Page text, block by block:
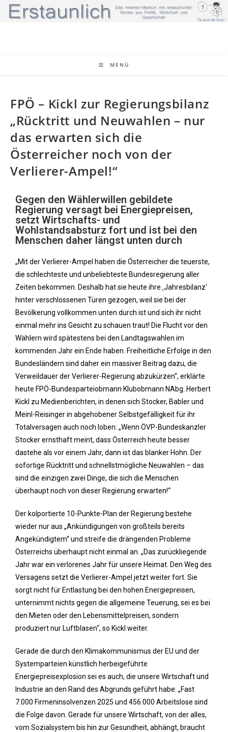
MENÜ
FPÖ – Kickl zur Regierungsbilanz
„Rücktritt und Neuwahlen – nur
das erwarten sich die
Österreicher noch von der
Verlierer-Ampel!“
Gegen den Wählerwillen gebildete
Regierung versagt bei Energiepreisen,
setzt Wirtschafts- und
Wohlstandsabsturz fort und ist bei den
Menschen daher längst unten durch
„Mit der Verlierer-Ampel haben die Österreicher die teuerste,
die schlechteste und unbeliebteste Bundesregierung aller
Zeiten bekommen. Deshalb hat sie heute ihre ‚Jahresbilanz‘
hinter verschlossenen Türen gezogen, weil sie bei der
Bevölkerung vollkommen unten durch ist und sich ihr nicht
einmal mehr ins Gesicht zu schauen traut! Die Flucht vor den
Wählern wird spätestens bei den Landtagswahlen im
kommenden Jahr ein Ende haben. Freiheitliche Erfolge in den
Bundesländern sind daher ein massiver Beitrag dazu, die
Verweildauer der Verlierer-Regierung abzukürzen“, erklärte
heute FPÖ-Bundesparteiobmann Klubobmann NAbg. Herbert
Kickl zu Medienberichten, in denen sich Stocker, Babler und
Meinl-Reisinger in abgehobener Selbstgefälligkeit für ihr
Totalversagen auch noch loben: „Wenn ÖVP-Bundeskanzler
Stocker ernsthaft meint, dass Österreich heute besser
dastehe als vor einem Jahr, dann ist das blanker Hohn. Der
sofortige Rücktritt und schnellstmögliche Neuwahlen – das
sind die einzigen zwei Dinge, die sich die Menschen
überhaupt noch von dieser Regierung erwarten!“
Der kolportierte 10-Punkte-Plan der Regierung bestehe
wieder nur aus „Ankündigungen von großteils bereits
Angekündigtem“ und streife die drängenden Probleme
Österreichs überhaupt nicht einmal an. „Das zurückliegende
Jahr war ein verlorenes Jahr für unsere Heimat. Den Weg des
Versagens setzt die Verlierer-Ampel jetzt weiter fort. Sie
sorgt nicht für Entlastung bei den hohen Energiepreisen,
unternimmt nichts gegen die allgemeine Teuerung, sei es bei
den Mieten oder den Lebensmittelpreisen, sondern
produziert nur Luftblasen“, so Kickl weiter.
Gerade die durch den Klimakommunismus der EU und der
Systemparteien künstlich herbeigeführte
Energiepreisexplosion sei es auch, die unsere Wirtschaft und
Industrie an den Rand des Abgrunds geführt habe: „Fast
7.000 Firmeninsolvenzen 2025 und 456.000 Arbeitslose sind
die Folge davon. Gerade für unsere Wirtschaft, von der alles,
vom Sozialsystem bis hin zur Gesundheit, abhängt, braucht